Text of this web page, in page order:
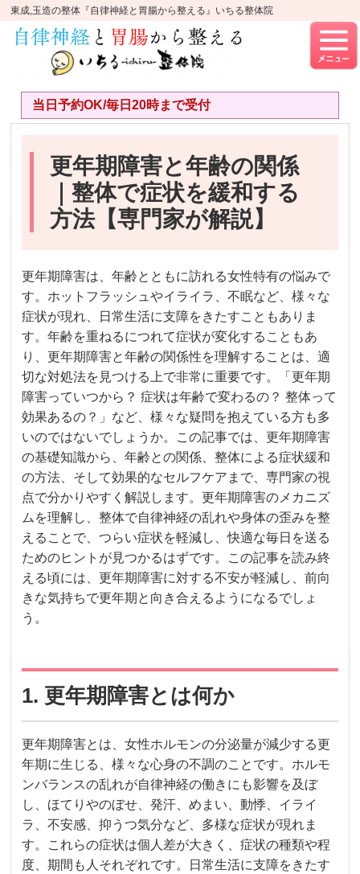
東成,玉造の整体『自律神経と胃腸から整える』いちる整体院
当日予約OK/毎日20時まで受付
更年期障害と年齢の関係
｜整体で症状を緩和する
方法【専門家が解説】
更年期障害は、年齢とともに訪れる女性特有の悩みで
す。ホットフラッシュやイライラ、不眠など、様々な
症状が現れ、日常生活に支障をきたすこともありま
す。年齢を重ねるにつれて症状が変化することもあ
り、更年期障害と年齢の関係性を理解することは、適
切な対処法を見つける上で非常に重要です。「更年期
障害っていつから？ 症状は年齢で変わるの？ 整体って
効果あるの？」など、様々な疑問を抱えている方も多
いのではないでしょうか。この記事では、更年期障害
の基礎知識から、年齢との関係、整体による症状緩和
の方法、そして効果的なセルフケアまで、専門家の視
点で分かりやすく解説します。更年期障害のメカニズ
ムを理解し、整体で自律神経の乱れや身体の歪みを整
えることで、つらい症状を軽減し、快適な毎日を送る
ためのヒントが見つかるはずです。この記事を読み終
える頃には、更年期障害に対する不安が軽減し、前向
きな気持ちで更年期と向き合えるようになるでしょ
う。
1. 更年期障害とは何か
更年期障害とは、女性ホルモンの分泌量が減少する更
年期に生じる、様々な心身の不調のことです。ホルモ
ンバランスの乱れが自律神経の働きにも影響を及ぼ
し、ほてりやのぼせ、発汗、めまい、動悸、イライ
ラ、不安感、抑うつ気分など、多様な症状が現れま
す。これらの症状は個人差が大きく、症状の種類や程
度、期間も人それぞれです。日常生活に支障をきたす